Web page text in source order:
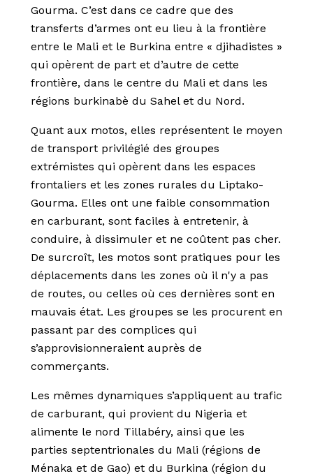
Gourma. C’est dans ce cadre que des
transferts d’armes ont eu lieu à la frontière
entre le Mali et le Burkina entre « djihadistes »
qui opèrent de part et d’autre de cette
frontière, dans le centre du Mali et dans les
régions burkinabè du Sahel et du Nord.
Quant aux motos, elles représentent le moyen
de transport privilégié des groupes
extrémistes qui opèrent dans les espaces
frontaliers et les zones rurales du Liptako-
Gourma. Elles ont une faible consommation
en carburant, sont faciles à entretenir, à
conduire, à dissimuler et ne coûtent pas cher.
De surcroît, les motos sont pratiques pour les
déplacements dans les zones où il n'y a pas
de routes, ou celles où ces dernières sont en
mauvais état. Les groupes se les procurent en
passant par des complices qui
s’approvisionneraient auprès de
commerçants.
Les mêmes dynamiques s’appliquent au trafic
de carburant, qui provient du Nigeria et
alimente le nord Tillabéry, ainsi que les
parties septentrionales du Mali (régions de
Ménaka et de Gao) et du Burkina (région du